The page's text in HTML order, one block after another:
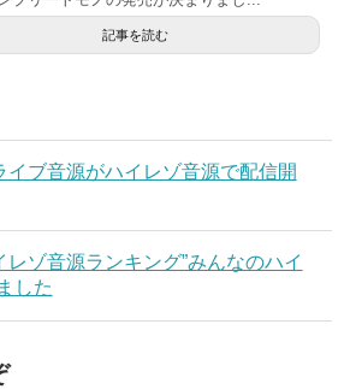
記事を読む
イブ音源がハイレゾ音源で配信開
レゾ音源ランキング”みんなのハイ
した